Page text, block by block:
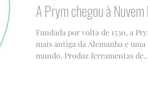
A Prym chegou à Nuvem
Fundada por volta de 1530, a
mais antiga da Alemanha e
mundo. Produz ferramentas